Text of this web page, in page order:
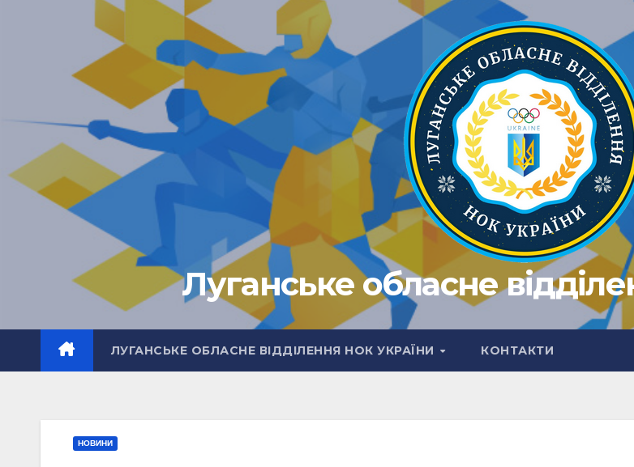
Луганське обласне
ЛУГАНСЬКЕ ОБЛАСНЕ ВІДДІЛЕННЯ НОК УКРАЇНИ КОНТАКТИ
НОВИНИ